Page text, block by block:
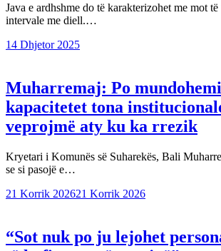
Java e ardhshme do të karakterizohet me mot
intervale me diell.…
14 Dhjetor 2025
Muharremaj: Po
kapacitetet tona
veprojmë aty ku ka rrezik
Kryetari i Komunës së Suharekës, Bali
se si pasojë e…
21 Korrik 202621 Korrik 2026
“Sot nuk po ju lejohet